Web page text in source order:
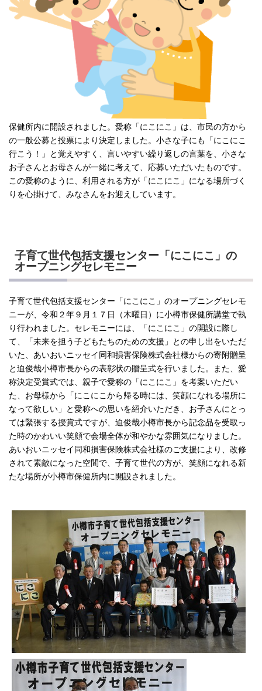
保健所内に開設されました。愛称「にこにこ」は、市民の方から
の一般公募と投票により決定しました。小さな子にも「にこにこ
行こう！」と覚えやすく、言いやすい繰り返しの言葉を、小さな
お子さんとお母さんが一緒に考えて、応募いただいたものです。
この愛称のように、利用される方が「にこにこ」になる場所づく
りを心掛けて、みなさんをお迎えしています。
子育て世代包括支援センター「にこにこ」の
オープニングセレモニー
子育て世代包括支援センター「にこにこ」のオープニングセレモ
ニーが、令和２年９月１７日（木曜日）に小樽市保健所講堂で執
り行われました。セレモニーには、「にこにこ」の開設に際し
て、「未来を担う子どもたちのための支援」との申し出をいただ
いた、あいおいニッセイ同和損害保険株式会社様からの寄附贈呈
と迫俊哉小樽市長からの表彰状の贈呈式を行いました。また、愛
称決定受賞式では、親子で愛称の「にこにこ」を考案いただい
た、お母様から「にこにこから帰る時には、笑顔になれる場所に
なって欲しい」と愛称への思いを紹介いただき、お子さんにとっ
ては緊張する授賞式ですが、迫俊哉小樽市長から記念品を受取っ
た時のかわいい笑顔で会場全体が和やかな雰囲気になりました。
あいおいニッセイ同和損害保険株式会社様のご支援により、改修
されて素敵になった空間で、子育て世代の方が、笑顔になれる新
たな場所が小樽市保健所内に開設されました。